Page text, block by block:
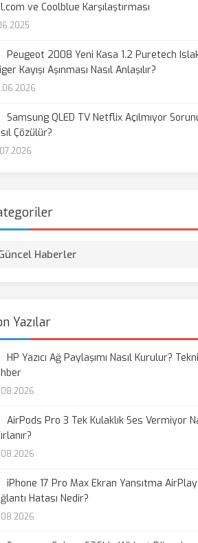
ve Coolblue Karşılaştırması
Peugeot 2008 Yeni Kasa 1.2 Puretech
Kayışı Aşınması Nasıl Anlaşılır?
Samsung QLED TV Netflix Açılmıyor
Çözülür?
Haberler
Yazılar
HP Yazıcı Ağ Paylaşımı Nasıl Kurulur?
AirPods Pro 3 Tek Kulaklık Ses Vermiyor
iPhone 17 Pro Max Ekran Yansıtma AirPlay
Hatası Nedir?